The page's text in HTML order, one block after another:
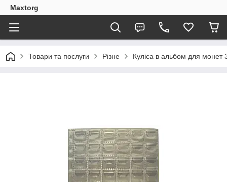
Maxtorg
Товари та послуги Різне Куліса в альбом для